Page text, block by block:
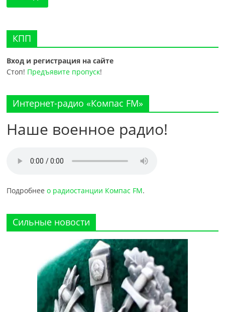
КПП
Вход и регистрация на сайте
Стоп! Предъявите пропуск!
Интернет-радио «Компас FM»
Наше военное радио!
Подробнеео радиостанции Компас FM.
Сильные новости